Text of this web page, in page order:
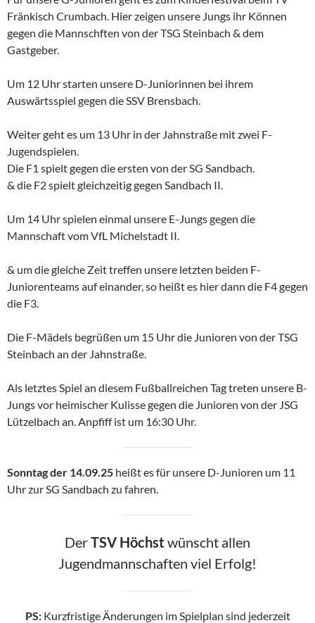
Fränkisch Crumbach. Hier zeigen unsere Jungs ihr Können
gegen die Mannschften von der TSG Steinbach & dem
Gastgeber.
Um 12 Uhr starten unsere D-Juniorinnen bei ihrem
Auswärtsspiel gegen die SSV Brensbach.
Weiter geht es um 13 Uhr in der Jahnstraße mit zwei F-
Jugendspielen.
Die F1 spielt gegen die ersten von der SG Sandbach.
& die F2 spielt gleichzeitig gegen Sandbach II.
Um 14 Uhr spielen einmal unsere E-Jungs gegen die
Mannschaft vom VfL Michelstadt II.
& um die gleiche Zeit treffen unsere letzten beiden F-
Juniorenteams auf einander, so heißt es hier dann die F4 gegen
die F3.
Die F-Mädels begrüßen um 15 Uhr die Junioren von der TSG
Steinbach an der Jahnstraße.
Als letztes Spiel an diesem Fußballreichen Tag treten unsere B-
Jungs vor heimischer Kulisse gegen die Junioren von der JSG
Lützelbach an. Anpfiff ist um 16:30 Uhr.
Sonntag der 14.09.25 heißt es für unsere D-Junioren um 11
Uhr zur SG Sandbach zu fahren.
DerTSV Höchst wünscht allen
Jugendmannschaften viel Erfolg!
PS: Kurzfristige Änderungen im Spielplan sind jederzeit